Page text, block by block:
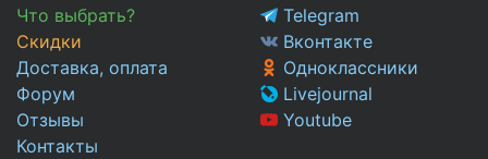
Что выбрать?
Скидки
Доставка, оплата
Форум
Отзывы
Контакты
Telegram
Вконтакте
Одноклассники
Livejournal
Youtube